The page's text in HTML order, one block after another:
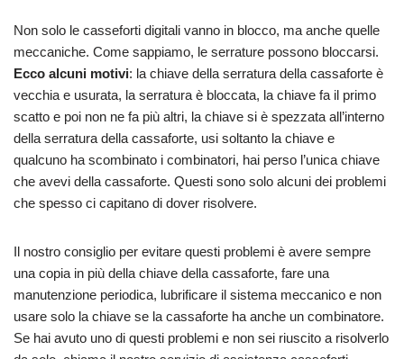
Non solo le casseforti digitali vanno in blocco, ma anche quelle
meccaniche. Come sappiamo, le serrature possono bloccarsi.
Ecco alcuni motivi: la chiave della serratura della cassaforte è
vecchia e usurata, la serratura è bloccata, la chiave fa il primo
scatto e poi non ne fa più altri, la chiave si è spezzata all’interno
della serratura della cassaforte, usi soltanto la chiave e
qualcuno ha scombinato i combinatori, hai perso l’unica chiave
che avevi della cassaforte. Questi sono solo alcuni dei problemi
che spesso ci capitano di dover risolvere.
Il nostro consiglio per evitare questi problemi è avere sempre
una copia in più della chiave della cassaforte, fare una
manutenzione periodica, lubrificare il sistema meccanico e non
usare solo la chiave se la cassaforte ha anche un combinatore.
Se hai avuto uno di questi problemi e non sei riuscito a risolverlo